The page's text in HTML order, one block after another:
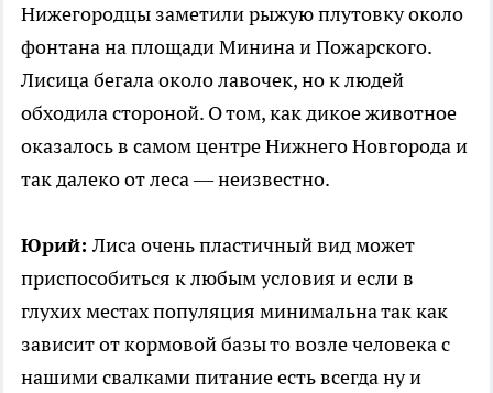
Нижегородцы заметили рыжую плутовку около
фонтана на площади Минина и Пожарского.
Лисица бегала около лавочек, но к людей
обходила стороной. О том, как дикое животное
оказалось в самом центре Нижнего Новгорода и
так далеко от леса — неизвестно.
Юрий:Лиса очень пластичный вид может
приспособиться к любым условия и если в
глухих местах популяция минимальна так как
зависит от кормовой базы то возле человека с
нашими свалками питание есть всегда ну и